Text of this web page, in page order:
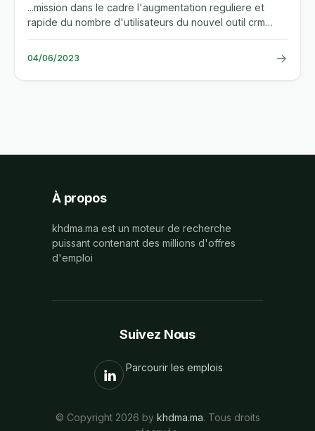
...mission dans le cadre l'augmentation reguliere et
rapide du nombre d'utilisateurs du nouvel outil crm
dynamics 365 au...
04/06/2023 →
À propos
khdma.ma est un moteur de recherche
puissant contenant des millions d'offres
d'emploi
Suivez Nous
Parcourir les emplois
© Copyright 2026 by khdma.ma. Tous droits